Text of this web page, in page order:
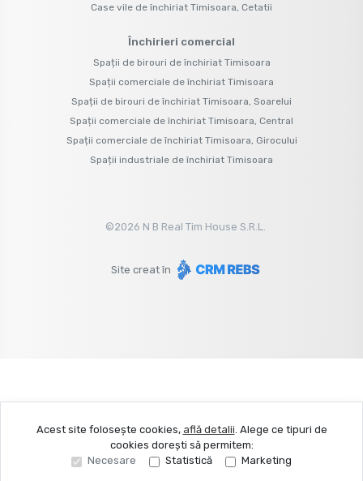
Case vile de închiriat Timisoara, Cetatii
Închirieri comercial
Spații de birouri de închiriat Timisoara
Spații comerciale de închiriat Timisoara
Spații de birouri de închiriat Timisoara, Soarelui
Spații comerciale de închiriat Timisoara, Central
Spații comerciale de închiriat Timisoara, Girocului
Spații industriale de închiriat Timisoara
©2026 N B Real Tim House S.R.L.
Site creat în
Acest site folosește cookies, află detalii. Alege ce tipuri de
cookies dorești să permitem:
Necesare
Statistică Marketing